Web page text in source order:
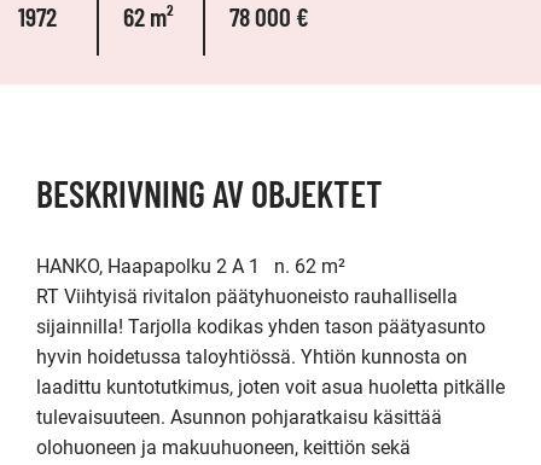
1972 62 m² 78 000 €
BESKRIVNING AV OBJEKTET
HANKO, Haapapolku 2 A 1   n. 62 m²
RT Viihtyisä rivitalon päätyhuoneisto rauhallisella
sijainnilla! Tarjolla kodikas yhden tason päätyasunto
hyvin hoidetussa taloyhtiössä. Yhtiön kunnosta on
laadittu kuntotutkimus, joten voit asua huoletta pitkälle
tulevaisuuteen. Asunnon pohjaratkaisu käsittää
olohuoneen ja makuuhuoneen, keittiön sekä